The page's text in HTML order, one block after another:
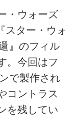
・ウォーズ
スター・ウォ
』のフィル
。今回はフ
で製作され
コントラス
を残してい